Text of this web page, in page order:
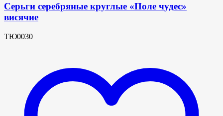
Серьги серебряные круглые «Поле чудес»
висячие
ТЮ0030